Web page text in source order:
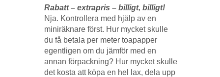
Rabatt – extrapris – billigt, billigt!
Nja. Kontrollera med hjälp av en
miniräknare först. Hur mycket skulle
du få betala per meter toapapper
egentligen om du jämför med en
annan förpackning? Hur mycket skulle
det kosta att köpa en hel lax, dela upp